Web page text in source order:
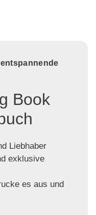
Book
Liebhaber
exklusive
es aus und